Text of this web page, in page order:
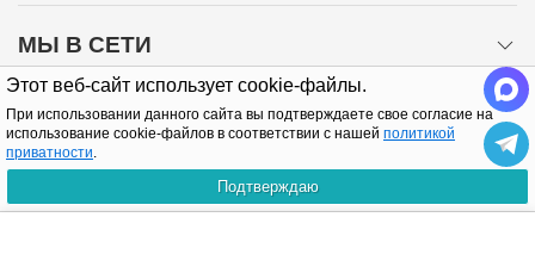
Этот веб-сайт использует cookie-файлы.
При использовании данного сайта вы подтверждаете свое согласие на
использование cookie-файлов в соответствии с нашей политикой
приватности.
Подтверждаю
МЫ В СЕТИ